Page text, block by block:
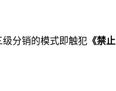
分销的模式即触犯 《禁止